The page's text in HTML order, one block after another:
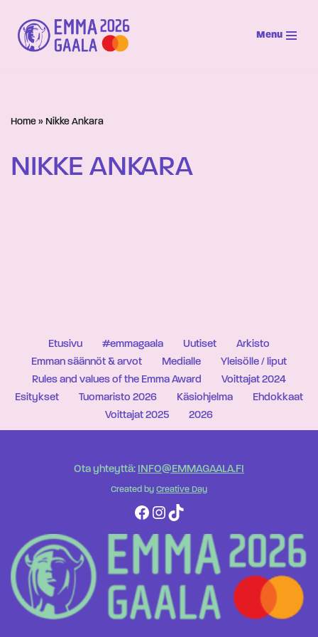
Siirry
suoraan
Menu
Home » Nikke Ankara
NIKKE ANKARA
Etusivu #emmagaala Uutiset
Arkisto
Emman säännöt & arvot
Medialle
Yleisölle / liput
Rules and values of the Emma Award
Voittajat 2024
Esitykset
Tuomaristo 2026 Käsiohjelma
Ehdokkaat
Voittajat 2025
2026
Ota yhteyttä: INFO@EMMAGAALA.FI
Created by Creative Day